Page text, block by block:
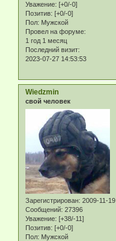
Уважение: [+0/-0]
Позитив: [+0/-0]
Пол: Мужской
Провел на форуме:
1 год 1 месяц
Последний визит:
2023-07-27 14:53:53
Wiedzmin
свой человек
Зарегистрирован: 2009-11-19
Сообщений: 27396
Уважение: [+38/-11]
Позитив: [+0/-0]
Пол: Мужской